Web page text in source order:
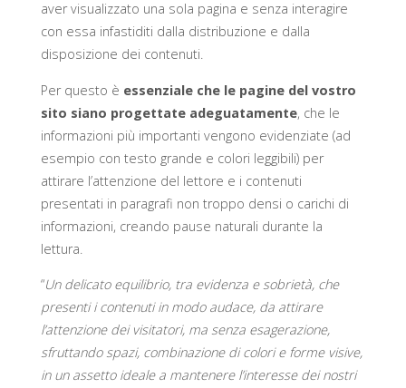
aver visualizzato una sola pagina e senza interagire
con essa infastiditi dalla distribuzione e dalla
disposizione dei contenuti.
Per questo è essenziale che le pagine del vostro
sito siano progettate adeguatamente, che le
informazioni più importanti vengono evidenziate (ad
esempio con testo grande e colori leggibili) per
attirare l’attenzione del lettore e i contenuti
presentati in paragrafi non troppo densi o carichi di
informazioni, creando pause naturali durante la
lettura.
“Un delicato equilibrio, tra evidenza e sobrietà, che
presenti i contenuti in modo audace, da attirare
l’attenzione dei visitatori, ma senza esagerazione,
sfruttando spazi, combinazione di colori e forme visive,
in un assetto ideale a mantenere l’interesse dei nostri